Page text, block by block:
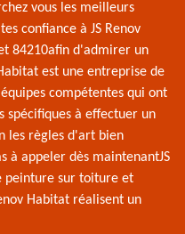
vous les meilleurs
confiance à JS Renov
84210afin d'admirer un
est une entreprise de
compétentes qui ont
spécifiques à effectuer un
les règles d'art bien
à appeler dès maintenantJS
peinture sur toiture et
Habitat réalisent un